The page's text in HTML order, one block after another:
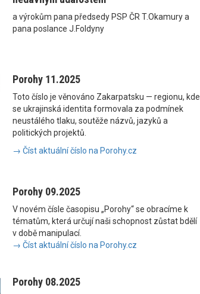
a výrokům pana předsedy PSP ČR T.Okamury a
pana poslance J.Foldyny
Porohy 11.2025
Toto číslo je věnováno Zakarpatsku — regionu, kde
se ukrajinská identita formovala za podmínek
neustálého tlaku, soutěže názvů, jazyků a
politických projektů.
→ Číst aktuální číslo na Porohy.cz
Porohy 09.2025
V novém čísle časopisu „Porohy“ se obracíme k
tématům, která určují naši schopnost zůstat bdělí
v době manipulací.
→ Číst aktuální číslo na Porohy.cz
Porohy 08.2025